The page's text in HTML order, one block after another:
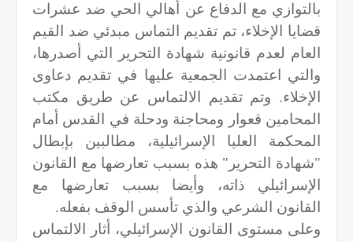
بالتوازي مع الدفاع عن أهالي الحي ضد عشرات
قضايا الإخلاء، تم تقديم التماس مبدئي ضد القيم
العام لعدم قانونية شهادة التحرير التي أصدرها،
والتي اعتمدت الجمعية عليها في تقديم دعاوى
الإخلاء. وتم تقديم الالتماس عن طريق مكتب
المحامين قعوار ومحاجنة ودحلة في القدس أمام
المحكمة العليا الإسرائيلية، مطالبين بإبطال
"شهادة التحرير" هذه بسبب تعارضها مع القانون
الإسرائيلي ذاته، وأيضا بسبب تعارضها مع
القانون الشرعي والذي تأسس الوقف بفعله.
وعلى مستوى القانون الإسرائيلي، أثار الالتماس